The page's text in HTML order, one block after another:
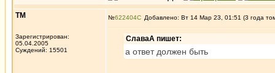
ТМ
Зарегистрирован:
05.04.2005
Суждений: 15501
№622404 Добавлено: Вт 14 Мар 23, 01:51 (3 года
СлаваА пишет:
а ответ должен быть